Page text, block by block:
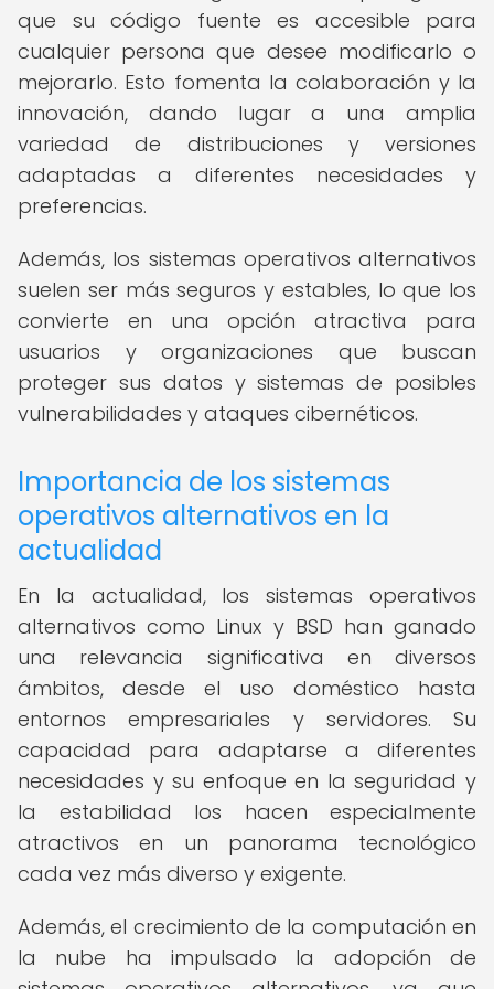
que su código fuente es accesible para
cualquier persona que desee modificarlo o
mejorarlo. Esto fomenta la colaboración y la
innovación, dando lugar a una amplia
variedad de distribuciones y versiones
adaptadas a diferentes necesidades y
preferencias.
Además, los sistemas operativos alternativos
suelen ser más seguros y estables, lo que los
convierte en una opción atractiva para
usuarios y organizaciones que buscan
proteger sus datos y sistemas de posibles
vulnerabilidades y ataques cibernéticos.
Importancia de los sistemas
operativos alternativos en la
actualidad
En la actualidad, los sistemas operativos
alternativos como Linux y BSD han ganado
una relevancia significativa en diversos
ámbitos, desde el uso doméstico hasta
entornos empresariales y servidores. Su
capacidad para adaptarse a diferentes
necesidades y su enfoque en la seguridad y
la estabilidad los hacen especialmente
atractivos en un panorama tecnológico
cada vez más diverso y exigente.
Además, el crecimiento de la computación en
la nube ha impulsado la adopción de